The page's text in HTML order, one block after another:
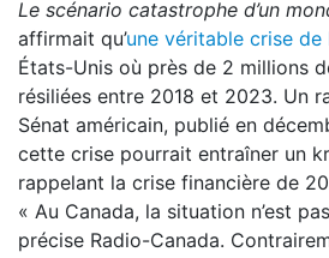
Le scénario catastrophe d’un
affirmait qu’une véritable crise de
États-Unis où près de 2 millions
résiliées entre 2018 et 2023. Un
Sénat américain, publié en
cette crise pourrait entraîner un
rappelant la crise financière de
« Au Canada, la situation n’est
précise Radio-Canada.